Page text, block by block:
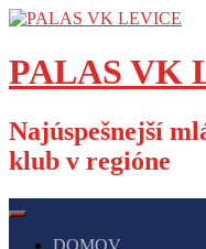
Skip
content
PALAS VK
Najúspešnejší
klub v regióne
DOMOV